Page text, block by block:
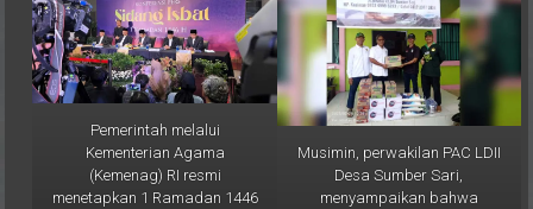
Pemerintah melalui
Kementerian Agama
(Kemenag) RI resmi
menetapkan 1 Ramadan 1446
Musimin, perwakilan PAC LDII
Desa Sumber Sari,
menyampaikan bahwa